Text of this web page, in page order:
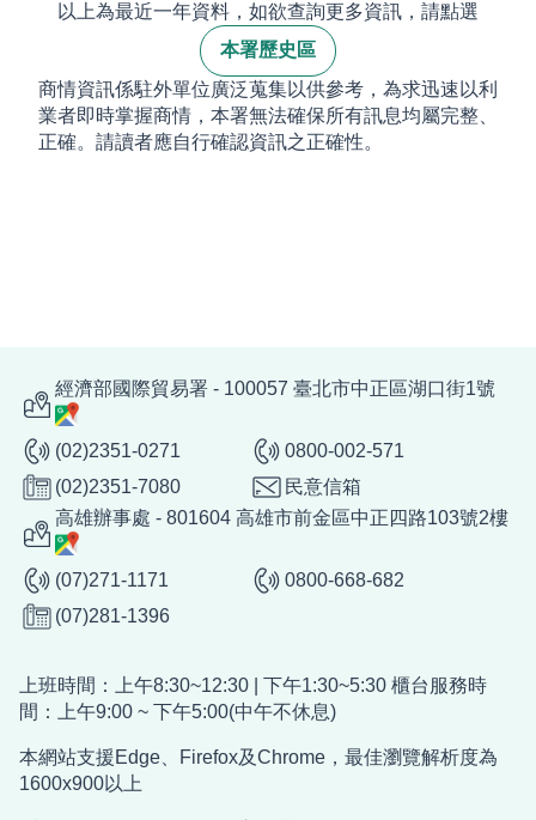
以上為最近一年資料，如欲查詢更多資訊，請點選
本署歷史區
商情資訊係駐外單位廣泛蒐集以供參考，為求迅速以利
業者即時掌握商情，本署無法確保所有訊息均屬完整、
正確。請讀者應自行確認資訊之正確性。
經濟部國際貿易署 - 100057 臺北市中正區湖口街1號
(02)2351-0271
0800-002-571
(02)2351-7080
民意信箱
高雄辦事處 - 801604 高雄市前金區中正四路103號2樓
(07)271-1171
0800-668-682
(07)281-1396
上班時間：上午8:30~12:30 | 下午1:30~5:30 櫃台服務時
間：上午9:00 ~ 下午5:00(中午不休息)
本網站支援Edge、Firefox及Chrome，最佳瀏覽解析度為
1600x900以上